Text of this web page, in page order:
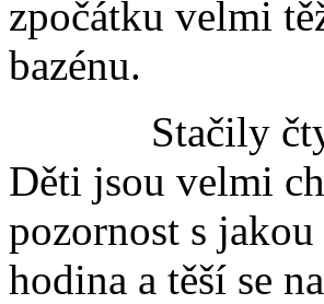
zpočátku velmi
bazénu.
Stačily čtyři
Děti jsou velmi
pozornost s
hodina a těší se